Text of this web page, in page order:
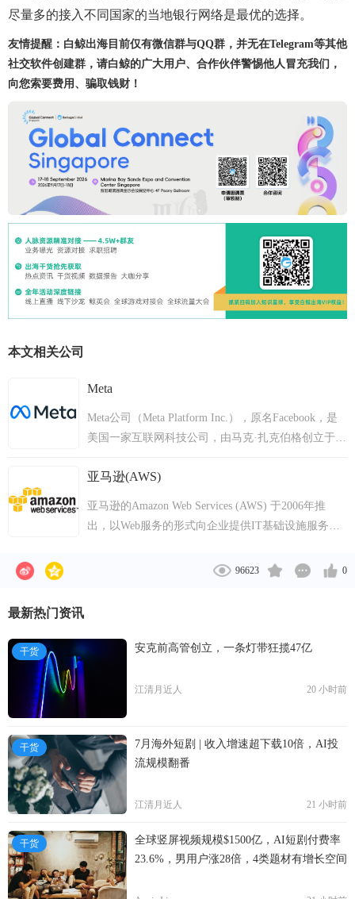
尽量多的接入不同国家的当地银行网络是最优的选择。
友情提醒：白鲸出海目前仅有微信群与QQ群，并无在Telegram等其他
社交软件创建群，请白鲸的广大用户、合作伙伴警惕他人冒充我们，
向您索要费用、骗取钱财！
本文相关公司
Meta
Meta公司（Meta Platform Inc.），原名Facebook，是
美国一家互联网科技公司，由马克·扎克伯格创立于
宙等产品。总部位于美国加利福尼亚州门洛帕克。
2012年3月6日，Facebook发布Windows版桌面聊天软
件Facebook Messenger；5月，Facebook通过首次公开
购WhatsApp。2015年1月，Facebook收购了自然语言
Twitter和Uber共同成立Presto基金会，用于大规模分布
式数据处理。2020年~2022年，Facebook陆续收购多家
改名Meta。
亚马逊(AWS)
亚马逊的Amazon Web Services (AWS) 于2006年推
出，以Web服务的形式向企业提供IT基础设施服务，
业务发展来扩展的较低可变成本来替代前期资本基础
SimpleDB)、亚马逊简单队列服务(Amazon Simple
面介绍，AWS已经为全球190个国家/地区内成百上千
马逊携AWS正式进入中国，那么对国内相关的云计算
企业可能会带来深刻影响，目前国内像阿里巴巴、盛
大以及华为都在提供类似云计算服务。
96623 0
最新热门资讯
干货 安克前高管创立，一条灯带狂揽47亿
江清月近人 20 小时前
干货
7月海外短剧 | 收入增速超下载10倍，AI投
流规模翻番
江清月近人 21 小时前
干货
全球竖屏视频规模$1500亿，AI短剧付费率
23.6%，男用户涨28倍，4类题材有增长空间